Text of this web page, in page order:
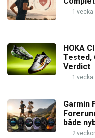
1 vecka
HOKA
Tested,
Verdict
1 vecka
Garmin
både
2